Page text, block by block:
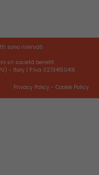
sono riservati
srl società benefit
- Italy | P.Iva 02734150416
Privacy Policy - Cookie Policy